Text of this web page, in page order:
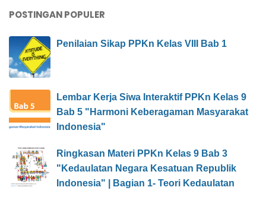
POSTINGAN POPULER
Penilaian Sikap PPKn Kelas VIII Bab 1
Lembar Kerja Siwa Interaktif PPKn Kelas 9
Bab 5 "Harmoni Keberagaman Masyarakat
Indonesia"
Ringkasan Materi PPKn Kelas 9 Bab 3
"Kedaulatan Negara Kesatuan Republik
Indonesia" | Bagian 1- Teori Kedaulatan